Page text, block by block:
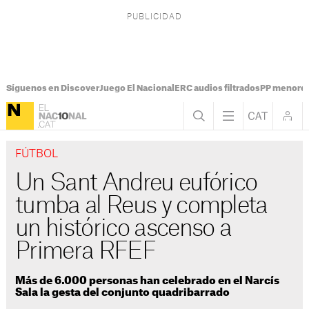
Síguenos en DiscoverJuego El Nacional ERC audios filtradosPP
FÚTBOL
Un Sant Andreu eufórico
tumba al Reus y completa
un histórico ascenso a
Primera RFEF
Más de 6.000 personas han celebrado en el Narcís
Sala la gesta del conjunto quadribarrado